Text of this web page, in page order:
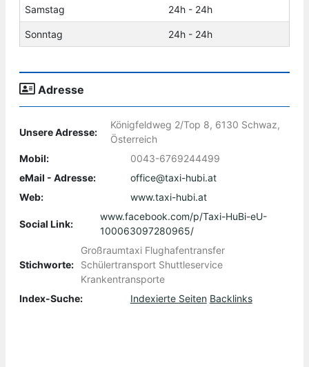
Samstag 24h - 24h
Sonntag 24h - 24h
Adresse
Unsere Adresse:
Königfeldweg 2/Top 8, 6130 Schwaz,
Österreich
Mobil:
0043-6769244499
eMail - Adresse:
office@taxi-hubi.at
Web:
www.taxi-hubi.at
Social Link:
www.facebook.com/p/Taxi-HuBi-eU-
100063097280965/
Stichworte:
Großraumtaxi Flughafentransfer
Schülertransport Shuttleservice
Krankentransporte
Index-Suche:
Indexierte Seiten Backlinks